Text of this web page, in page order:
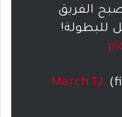
الفريق
للبطولة!
March 12,